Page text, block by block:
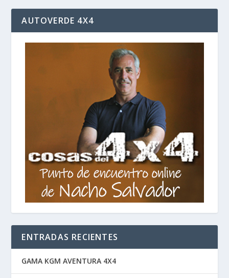
AUTOVERDE 4X4
ENTRADAS RECIENTES
GAMA KGM AVENTURA 4X4